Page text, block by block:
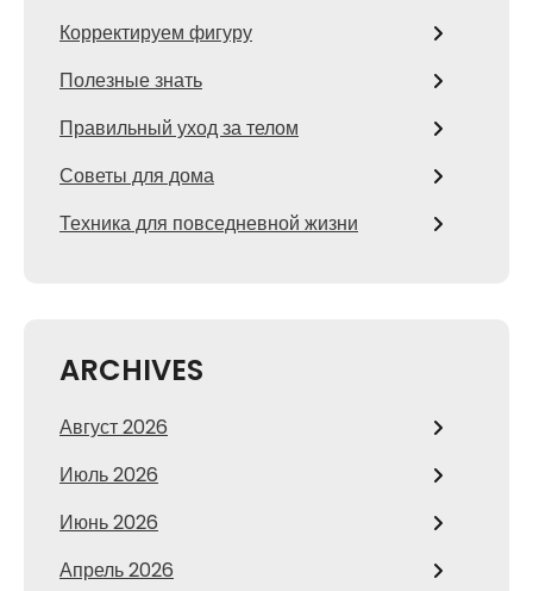
Корректируем фигуру
Полезные знать
Правильный уход за телом
Советы для дома
Техника для повседневной жизни
ARCHIVES
Август 2026
Июль 2026
Июнь 2026
Апрель 2026